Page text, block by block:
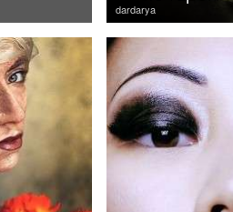
dardarya